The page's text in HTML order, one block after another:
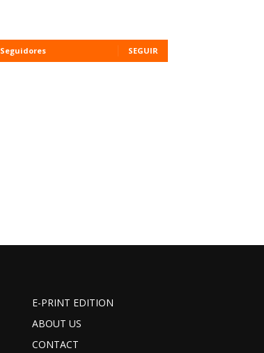
Seguidores SEGUIR
E-PRINT EDITION
ABOUT US
CONTACT